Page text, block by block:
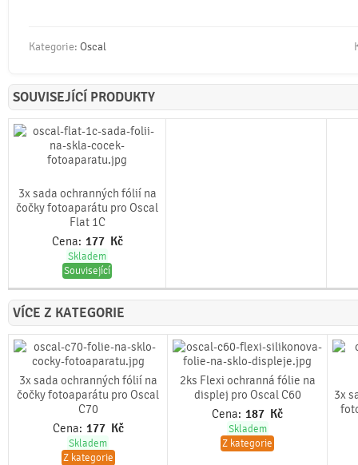
Kategorie: Oscal
SOUVISEJÍCÍ PRODUKTY
3x sada ochranných fólií na
čočky fotoaparátu pro Oscal
Flat 1C
Cena: 177 Kč
Skladem
Související
VÍCE Z KATEGORIE
3x sada ochranných fólií na
čočky fotoaparátu pro Oscal
C70
Cena: 177 Kč
Skladem
Z kategorie
2ks Flexi ochranná fólie na
displej pro Oscal C60
Cena: 187 Kč
Skladem
Z kategorie
3x